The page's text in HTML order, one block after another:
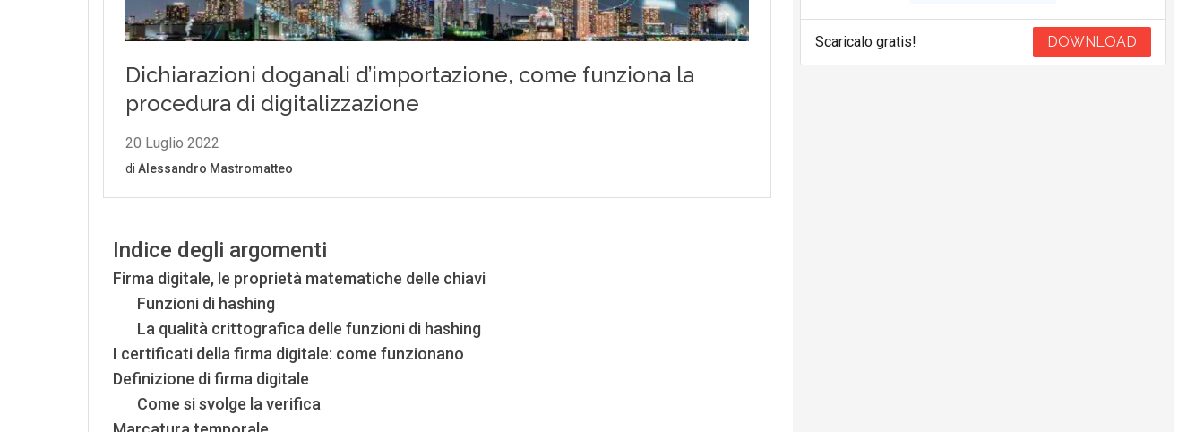
Indice degli argomenti
Firma digitale, le proprietà matematiche delle chiavi
Funzioni di hashing
La qualità crittografica delle funzioni di hashing
I certificati della firma digitale: come funzionano
Definizione di firma digitale
Come si svolge la verifica
Scaricalo gratis! DOWNLOAD